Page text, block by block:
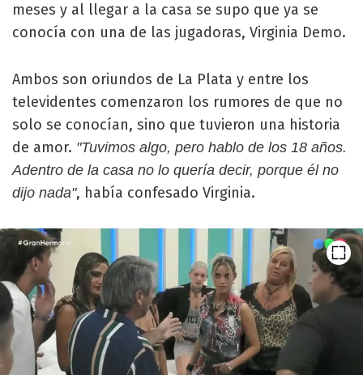
meses y al llegar a la casa se supo que ya se
conocía con una de las jugadoras, Virginia Demo.
Ambos son oriundos de La Plata y entre los
televidentes comenzaron los rumores de que no
solo se conocían, sino que tuvieron una historia
de amor. "Tuvimos algo, pero hablo de los 18 años.
Adentro de la casa no lo quería decir, porque él no
dijo nada", había confesado Virginia.